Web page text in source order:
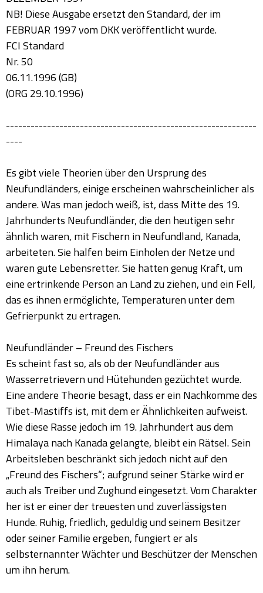
NB! Diese Ausgabe ersetzt den Standard, der im
FEBRUAR 1997 vom DKK veröffentlicht wurde.
FCI Standard
Nr. 50
06.11.1996 (GB)
(ORG 29.10.1996)
-------------------------------------------------------------
----
Es gibt viele Theorien über den Ursprung des
Neufundländers, einige erscheinen wahrscheinlicher als
andere. Was man jedoch weiß, ist, dass Mitte des 19.
Jahrhunderts Neufundländer, die den heutigen sehr
ähnlich waren, mit Fischern in Neufundland, Kanada,
arbeiteten. Sie halfen beim Einholen der Netze und
waren gute Lebensretter. Sie hatten genug Kraft, um
eine ertrinkende Person an Land zu ziehen, und ein Fell,
das es ihnen ermöglichte, Temperaturen unter dem
Gefrierpunkt zu ertragen.
Neufundländer – Freund des Fischers
Es scheint fast so, als ob der Neufundländer aus
Wasserretrievern und Hütehunden gezüchtet wurde.
Eine andere Theorie besagt, dass er ein Nachkomme des
Tibet-Mastiffs ist, mit dem er Ähnlichkeiten aufweist.
Wie diese Rasse jedoch im 19. Jahrhundert aus dem
Himalaya nach Kanada gelangte, bleibt ein Rätsel. Sein
Arbeitsleben beschränkt sich jedoch nicht auf den
„Freund des Fischers“; aufgrund seiner Stärke wird er
auch als Treiber und Zughund eingesetzt. Vom Charakter
her ist er einer der treuesten und zuverlässigsten
Hunde. Ruhig, friedlich, geduldig und seinem Besitzer
oder seiner Familie ergeben, fungiert er als
selbsternannter Wächter und Beschützer der Menschen
um ihn herum.